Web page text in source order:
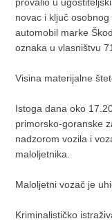
novac i ključ
automobil marke
oznaka u vlasništvu
Visina materijalne
Istoga dana oko
primorsko-goranske
nadzorom vozila i
maloljetnika.
Maloljetni vozač je
Kriminalističko